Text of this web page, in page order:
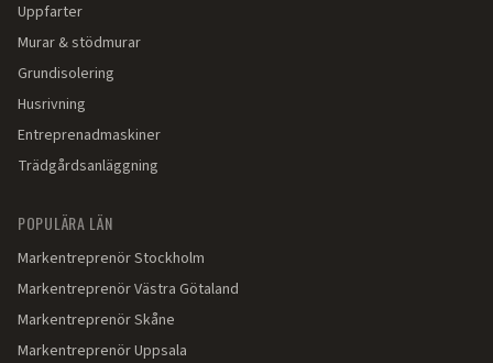
Uppfarter
Murar & stödmurar
Grundisolering
Husrivning
Entreprenadmaskiner
Trädgårdsanläggning
POPULÄRA LÄN
MarkentreprenörStockholm
MarkentreprenörVästra Götaland
MarkentreprenörSkåne
MarkentreprenörUppsala